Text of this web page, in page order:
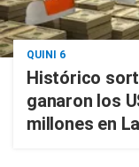
QUINI 6
Histórico
ganaron los
millones en